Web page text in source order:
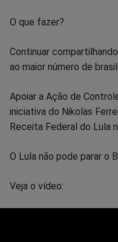
O que fazer?
Continuar
ao maior número de
Apoiar a Ação de
iniciativa do Nikolas
Receita Federal do Lula
O Lula não pode parar o
Veja o vídeo: